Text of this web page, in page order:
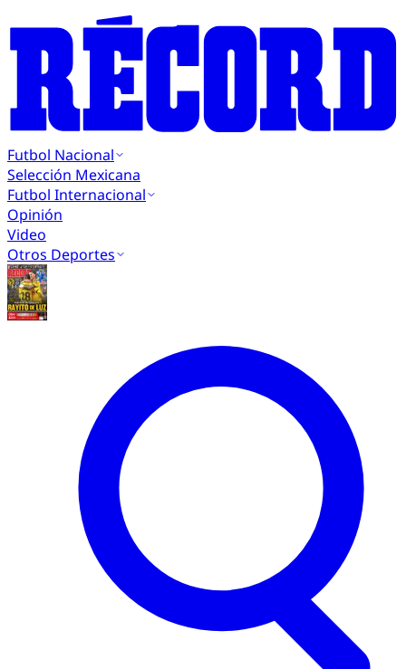
Futbol Nacional
Selección Mexicana
Futbol Internacional
Opinión
Video
Otros Deportes